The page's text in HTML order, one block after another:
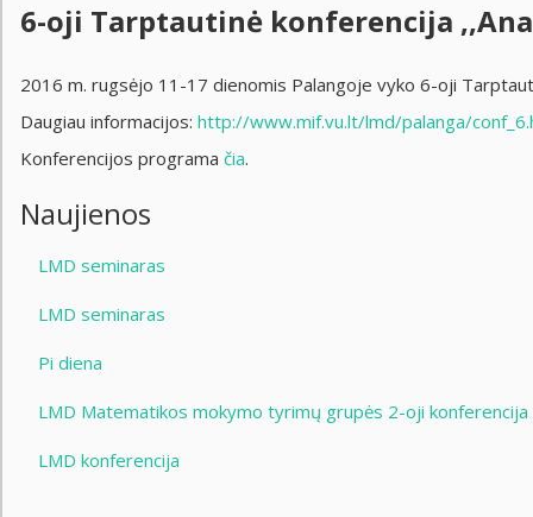
6-oji Tarptautinė konferencija
2016 m. rugsėjo 11-17 dienomis Palangoje vyko 6-oji
Daugiau informacijos: http://www.mif.vu.lt/lmd/palanga/
Konferencijos programa čia.
Naujienos
LMD seminaras
LMD seminaras
Pi diena
LMD Matematikos mokymo tyrimų grupės 2-oji konferencija
LMD konferencija